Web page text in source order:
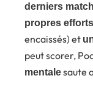
derniers
propres efforts
encaissés) et
peut scorer,
mentalesaute